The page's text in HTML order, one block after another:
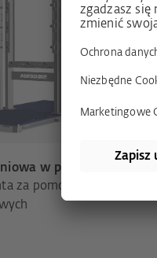
w praktyce
za pomocą stanowiska